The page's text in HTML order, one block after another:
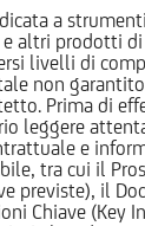
a
altri prodotti
livelli di
non
Prima di
leggere
e
tra cui il
previste), il
Chiave (Key